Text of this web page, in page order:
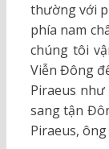
thường với
phía nam
chúng tôi
Viễn Đông
Piraeus
sang tận
Piraeus,